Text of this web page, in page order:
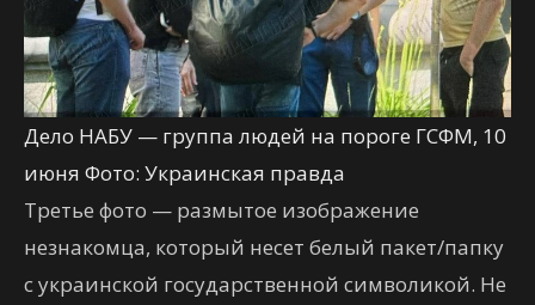
Дело НАБУ — группа людей на пороге ГСФМ, 10
июня Фото: Украинская правда
Третье фото — размытое изображение
незнакомца, который несет белый пакет/папку
с украинской государственной символикой. Не